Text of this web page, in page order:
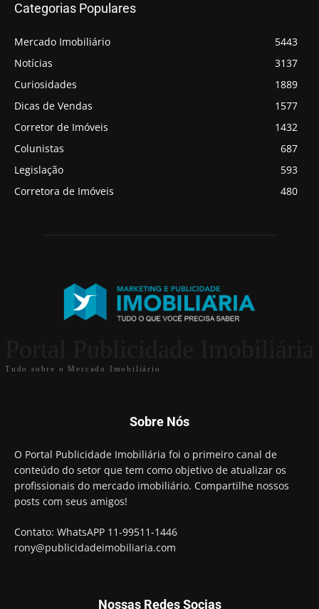
Categorias Populares
Mercado Imobiliário
5443
Notícias
3137
Curiosidades
1889
Dicas de Vendas
1577
Corretor de Imóveis
1432
Colunistas
687
Legislação
593
Corretora de Imóveis
480
Tudo sobre o Mercado Imobiliário
Sobre Nós
O Portal Publicidade Imobiliária foi o primeiro canal de
conteúdo do setor que tem como objetivo de atualizar os
profissionais do mercado imobiliário. Compartilhe nossos
posts com seus amigos!
Contato: WhatsAPP 11-99511-1446
rony@publicidadeimobiliaria.com
Nossas Redes Socias